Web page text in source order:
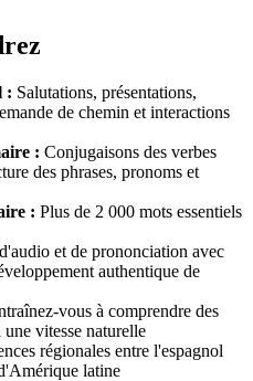
: Salutations, présentations,
de chemin et interactions
: Conjugaisons des verbes
des phrases, pronoms et
: Plus de 2 000 mots essentiels
et de prononciation avec
authentique de
vous à comprendre des
vitesse naturelle
régionales entre l'espagnol
latine